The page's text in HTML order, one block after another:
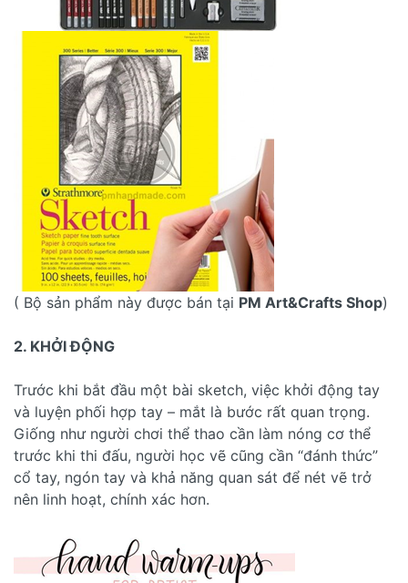
( Bộ sản phẩm này được bán tại PM Art&Crafts Shop)
2. KHỞI ĐỘNG
Trước khi bắt đầu một bài sketch, việc khởi động tay
và luyện phối hợp tay – mắt là bước rất quan trọng.
Giống như người chơi thể thao cần làm nóng cơ thể
trước khi thi đấu, người học vẽ cũng cần “đánh thức”
cổ tay, ngón tay và khả năng quan sát để nét vẽ trở
nên linh hoạt, chính xác hơn.